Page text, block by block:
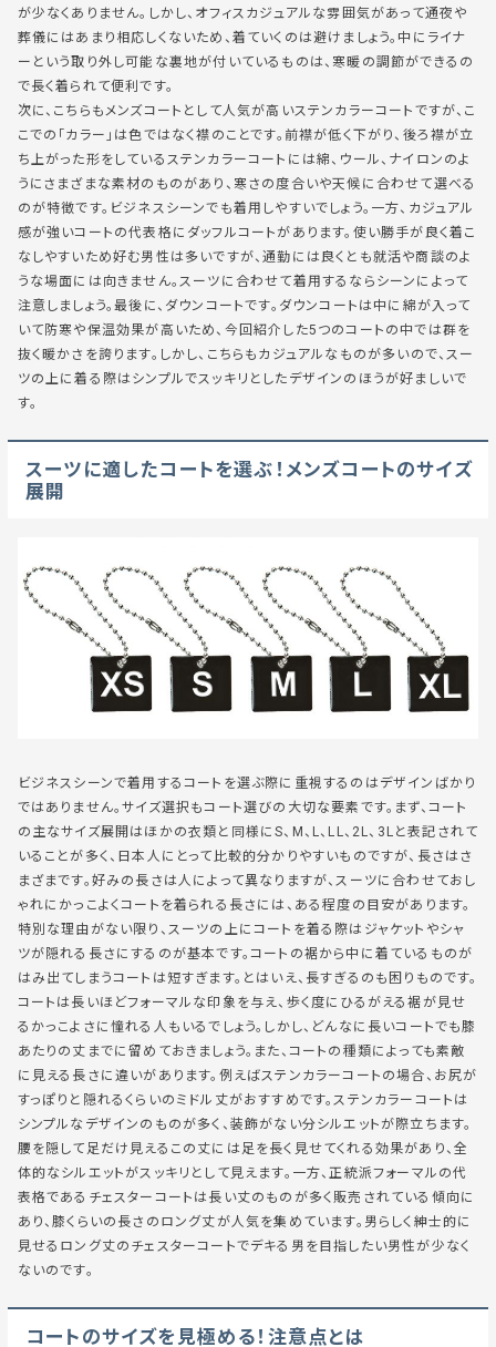
が少なくありません。しかし、オフィスカジュアルな雰囲気があって通夜や
葬儀にはあまり相応しくないため、着ていくのは避けましょう。中にライナ
ーという取り外し可能な裏地が付いているものは、寒暖の調節ができるの
で長く着られて便利です。
次に、こちらもメンズコートとして人気が高いステンカラーコートですが、こ
こでの「カラー」は色ではなく襟のことです。前襟が低く下がり、後ろ襟が立
ち上がった形をしているステンカラーコートには綿、ウール、ナイロンのよ
うにさまざまな素材のものがあり、寒さの度合いや天候に合わせて選べる
のが特徴です。ビジネスシーンでも着用しやすいでしょう。一方、カジュアル
感が強いコートの代表格にダッフルコートがあります。使い勝手が良く着こ
なしやすいため好む男性は多いですが、通勤には良くとも就活や商談のよ
うな場面には向きません。スーツに合わせて着用するならシーンによって
注意しましょう。最後に、ダウンコートです。ダウンコートは中に綿が入って
いて防寒や保温効果が高いため、今回紹介した5つのコートの中では群を
抜く暖かさを誇ります。しかし、こちらもカジュアルなものが多いので、スー
ツの上に着る際はシンプルでスッキリとしたデザインのほうが好ましいで
す。
スーツに適したコートを選ぶ！メンズコートのサイズ
展開
ビジネスシーンで着用するコートを選ぶ際に重視するのはデザインばかり
ではありません。サイズ選択もコート選びの大切な要素です。まず、コート
の主なサイズ展開はほかの衣類と同様にS、M、L、LL、2L、3Lと表記されて
いることが多く、日本人にとって比較的分かりやすいものですが、長さはさ
まざまです。好みの長さは人によって異なりますが、スーツに合わせておし
ゃれにかっこよくコートを着られる長さには、ある程度の目安があります。
特別な理由がない限り、スーツの上にコートを着る際はジャケットやシャ
ツが隠れる長さにするのが基本です。コートの裾から中に着ているものが
はみ出てしまうコートは短すぎます。とはいえ、長すぎるのも困りものです。
コートは長いほどフォーマルな印象を与え、歩く度にひるがえる裾が見せ
るかっこよさに憧れる人もいるでしょう。しかし、どんなに長いコートでも膝
あたりの丈までに留めておきましょう。また、コートの種類によっても素敵
に見える長さに違いがあります。例えばステンカラーコートの場合、お尻が
すっぽりと隠れるくらいのミドル丈がおすすめです。ステンカラーコートは
シンプルなデザインのものが多く、装飾がない分シルエットが際立ちます。
腰を隠して足だけ見えるこの丈には足を長く見せてくれる効果があり、全
体的なシルエットがスッキリとして見えます。一方、正統派フォーマルの代
表格であるチェスターコートは長い丈のものが多く販売されている傾向に
あり、膝くらいの長さのロング丈が人気を集めています。男らしく紳士的に
見せるロング丈のチェスターコートでデキる男を目指したい男性が少なく
ないのです。
コートのサイズを見極める！注意点とは